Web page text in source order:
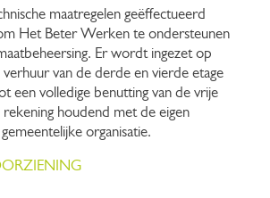
maatregelen geëffectueerd
Het Beter Werken te ondersteunen
Er wordt ingezet op
van de derde en vierde etage
een volledige benutting van de vrije
houdend met de eigen
organisatie.